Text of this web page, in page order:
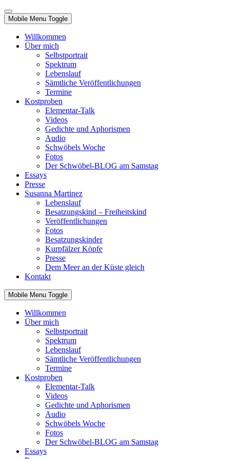
Mobile Menu Toggle
Willkommen
Über mich
Selbstportrait
Spektrum
Lebenslauf
Sämtliche Veröffentlichungen
Termine
Kostproben
Elementar-Talk
Videos
Gedichte und Aphorismen
Audio
Schwöbels Woche
Fotos
Der Schwöbel-BLOG am Samstag
Essays
Presse
Susanna Martinez
Lebenslauf
Besatzungskind – Freiheitskind
Veröffentlichungen
Fotos
Besatzungskinder
Kurpfälzer Köpfe
Presse
Dem Meer an der Küste gleich
Kontakt
Mobile Menu Toggle
Willkommen
Über mich
Selbstportrait
Spektrum
Lebenslauf
Sämtliche Veröffentlichungen
Termine
Kostproben
Elementar-Talk
Videos
Gedichte und Aphorismen
Audio
Schwöbels Woche
Fotos
Der Schwöbel-BLOG am Samstag
Essays